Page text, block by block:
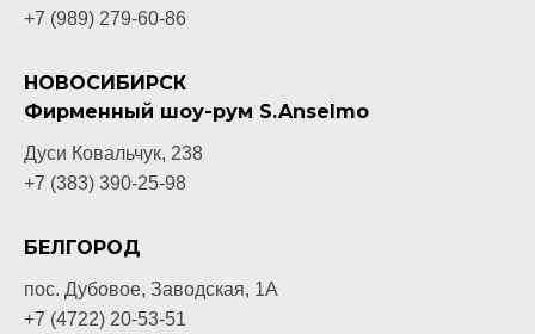
+7 (989) 279-60-86
НОВОСИБИРСК
Фирменный шоу-рум S.Anselmo
Дуси Ковальчук, 238
+7 (383) 390-25-98
БЕЛГОРОД
пос. Дубовое, Заводская, 1А
+7 (4722) 20-53-51